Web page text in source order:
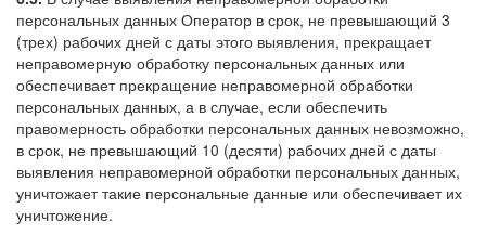
персональных данных Оператор в срок, не превышающий 3
(трех) рабочих дней с даты этого выявления, прекращает
неправомерную обработку персональных данных или
обеспечивает прекращение неправомерной обработки
персональных данных, а в случае, если обеспечить
правомерность обработки персональных данных невозможно,
в срок, не превышающий 10 (десяти) рабочих дней с даты
выявления неправомерной обработки персональных данных,
уничтожает такие персональные данные или обеспечивает их
уничтожение.